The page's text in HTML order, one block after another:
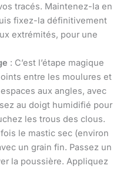
tracés. Maintenez-la en
fixez-la définitivement
extrémités, pour une
: C’est l’étape magique
entre les moulures et
aux angles, avec
au doigt humidifié pour
les trous des clous.
le mastic sec (environ
un grain fin. Passez un
la poussière. Appliquez